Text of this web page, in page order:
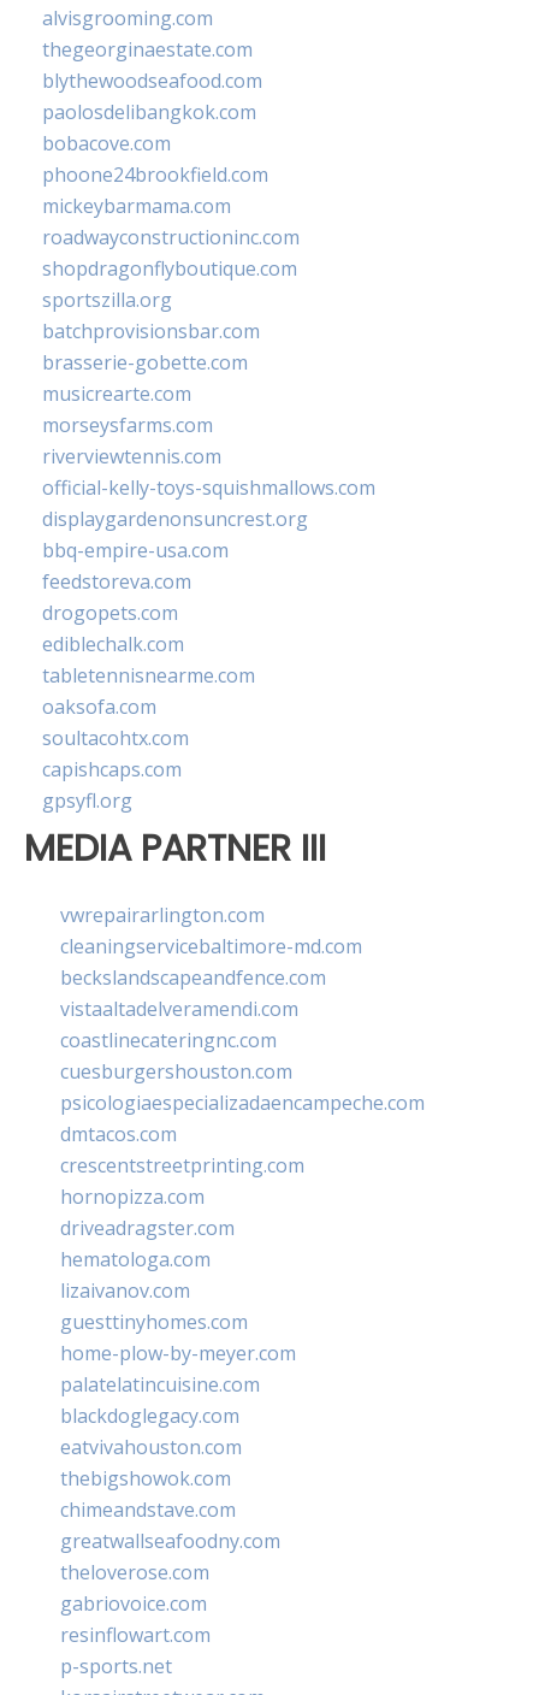
alvisgrooming.com
thegeorginaestate.com
blythewoodseafood.com
paolosdelibangkok.com
bobacove.com
phoone24brookfield.com
mickeybarmama.com
roadwayconstructioninc.com
shopdragonflyboutique.com
sportszilla.org
batchprovisionsbar.com
brasserie-gobette.com
musicrearte.com
morseysfarms.com
riverviewtennis.com
official-kelly-toys-squishmallows.com
displaygardenonsuncrest.org
bbq-empire-usa.com
feedstoreva.com
drogopets.com
ediblechalk.com
tabletennisnearme.com
oaksofa.com
soultacohtx.com
capishcaps.com
gpsyfl.org
MEDIA PARTNER III
vwrepairarlington.com
cleaningservicebaltimore-md.com
beckslandscapeandfence.com
vistaaltadelveramendi.com
coastlinecateringnc.com
cuesburgershouston.com
psicologiaespecializadaencampeche.com
dmtacos.com
crescentstreetprinting.com
hornopizza.com
driveadragster.com
hematologa.com
lizaivanov.com
guesttinyhomes.com
home-plow-by-meyer.com
palatelatincuisine.com
blackdoglegacy.com
eatvivahouston.com
thebigshowok.com
chimeandstave.com
greatwallseafoodny.com
theloverose.com
gabriovoice.com
resinflowart.com
p-sports.net